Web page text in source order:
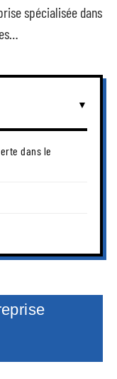
spécialisée dans
dans le